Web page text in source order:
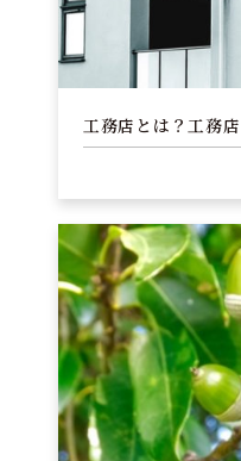
工務店とは？工務